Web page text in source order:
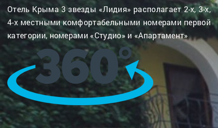
Отель Крыма 3 звезды «Лидия» располагает 2-х, 3-х,
4-х местными комфортабельными номерами первой
категории, номерами «Студио» и «Апартамент»